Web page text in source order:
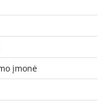
įmonė